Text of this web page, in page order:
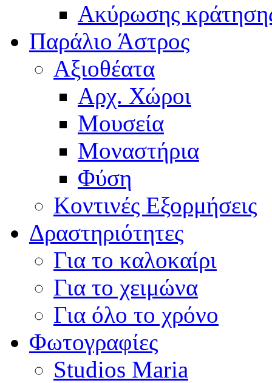
Ακύρωσης
Παράλιο Άστρος
Αξιοθέατα
Αρχ. Χώροι
Μουσεία
Μοναστήρια
Φύση
Κοντινές Εξορμήσεις
Δραστηριότητες
Για το καλοκαίρι
Για το χειμώνα
Για όλο το χρόνο
Φωτογραφίες
Studios Maria